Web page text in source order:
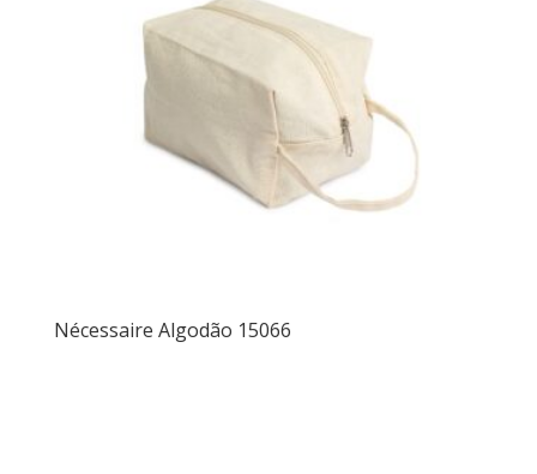
Nécessaire Algodão 15066